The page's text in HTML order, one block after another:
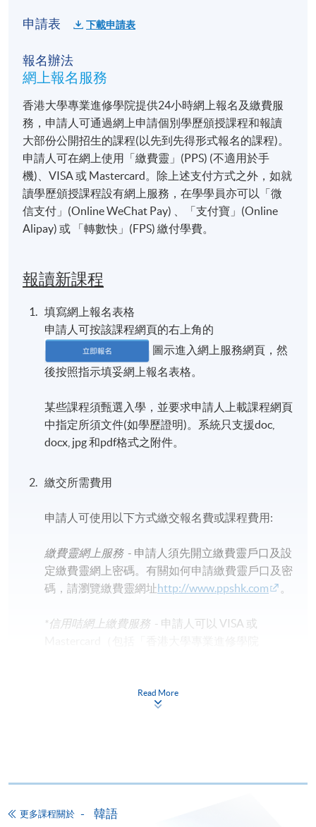
申請表 下載申請表
報名辦法
網上報名服務
香港大學專業進修學院提供24小時網上報名及繳費服
務，申請人可通過網上申請個別學歷頒授課程和報讀
大部份公開招生的課程(以先到先得形式報名的課程)。
申請人可在網上使用「繳費靈」(PPS) (不適用於手
機)、VISA 或 Mastercard。除上述支付方式之外，如就
讀學歷頒授課程設有網上服務，在學學員亦可以「微
信支付」(Online WeChat Pay) 、「支付寶」(Online
Alipay) 或 「轉數快」(FPS) 繳付學費。
報讀新課程
填寫網上報名表格
申請人可按該課程網頁的右上角的
圖示進入網上服務網頁，然
後按照指示填妥網上報名表格。
某些課程須甄選入學，並要求申請人上載課程網頁
中指定所須文件(如學歷證明)。系統只支援doc,
docx, jpg 和pdf格式之附件。
繳交所需費用
申請人可使用以下方式繳交報名費或課程費用:
繳費靈網上服務- 申請人須先開立繳費靈戶口及設
定繳費靈網上密碼。有關如何申請繳費靈戶口及密
碼，請瀏覽繳費靈網址http://www.ppshk.com 。
*信用咭網上繳費服務- 申請人可以 VISA 或
*香港大學專業進修學院Mastercard卡
月免息分期付款優惠，必須親臨本學院設有報名服務的教
申請/報讀指南 :
-短期課程
Read More
更多課程關於 韓語